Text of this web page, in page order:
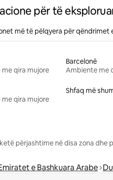
për të
më të pëlqyera për qëndrimet
qira mujore
Barcelonë
Ambiente me
qira mujore
Shfaq më
përjashtime në disa zona dhe
e Bashkuara Arabe